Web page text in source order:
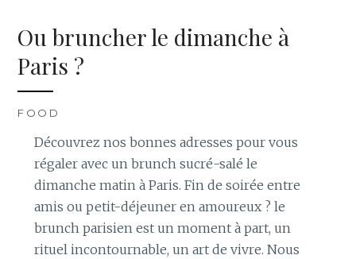
Ou bruncher le dimanche à
Paris ?
FOOD
Découvrez nos bonnes adresses pour vous
régaler avec un brunch sucré-salé le
dimanche matin à Paris. Fin de soirée entre
amis ou petit-déjeuner en amoureux ? le
brunch parisien est un moment à part, un
rituel incontournable, un art de vivre. Nous